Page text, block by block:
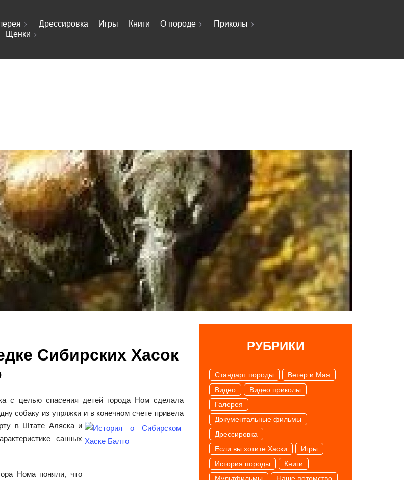
Дрессировка Игры Книги О породе
Приколы
Щенки
Сибирских Хасок
с целью спасения детей города Ном сделала
собаку из упряжки и в конечном счете привела
в Штате Аляска и
санных
Нома поняли, что
РУБРИКИ
Cтандарт породы
Ветер и Мая
Видео
Видео приколы
Галерея
Документальные фильмы
Дрессировка
Если вы хотите Хаски
Игры
История породы
Книги
Мультфильмы
Наше потомство